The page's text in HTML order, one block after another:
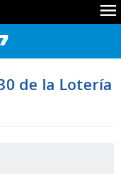
de la Lotería